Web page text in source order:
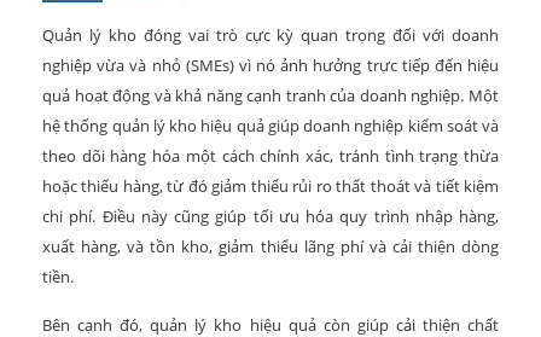
Quản lý kho đóng vai trò cực kỳ quan trọng đối với doanh
nghiệp vừa và nhỏ (SMEs) vì nó ảnh hưởng trực tiếp đến hiệu
quả hoạt động và khả năng cạnh tranh của doanh nghiệp. Một
hệ thống quản lý kho hiệu quả giúp doanh nghiệp kiểm soát và
theo dõi hàng hóa một cách chính xác, tránh tình trạng thừa
hoặc thiếu hàng, từ đó giảm thiểu rủi ro thất thoát và tiết kiệm
chi phí. Điều này cũng giúp tối ưu hóa quy trình nhập hàng,
xuất hàng, và tồn kho, giảm thiểu lãng phí và cải thiện dòng
tiền.
Bên cạnh đó, quản lý kho hiệu quả còn giúp cải thiện chất